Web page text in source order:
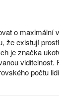
o maximální
že existují
je značka
viditelnost.
počtu